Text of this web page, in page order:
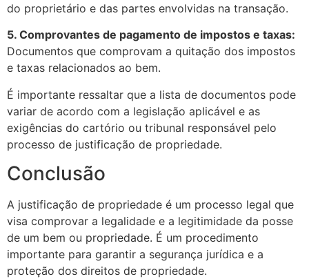
do proprietário e das partes envolvidas na transação.
5. Comprovantes de pagamento de impostos e taxas:
Documentos que comprovam a quitação dos impostos
e taxas relacionados ao bem.
É importante ressaltar que a lista de documentos pode
variar de acordo com a legislação aplicável e as
exigências do cartório ou tribunal responsável pelo
processo de justificação de propriedade.
Conclusão
A justificação de propriedade é um processo legal que
visa comprovar a legalidade e a legitimidade da posse
de um bem ou propriedade. É um procedimento
importante para garantir a segurança jurídica e a
proteção dos direitos de propriedade.